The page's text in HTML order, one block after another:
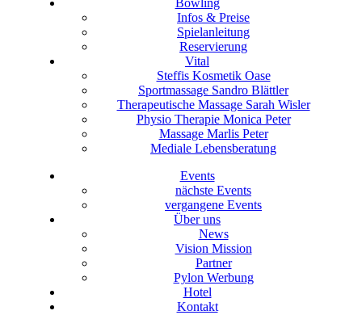
Bowling
Infos & Preise
Spielanleitung
Reservierung
Vital
Steffis Kosmetik Oase
Sportmassage Sandro Blättler
Therapeutische Massage Sarah Wisler
Physio Therapie Monica Peter
Massage Marlis Peter
Mediale Lebensberatung
Events
nächste Events
vergangene Events
Über uns
News
Vision Mission
Partner
Pylon Werbung
Hotel
Kontakt